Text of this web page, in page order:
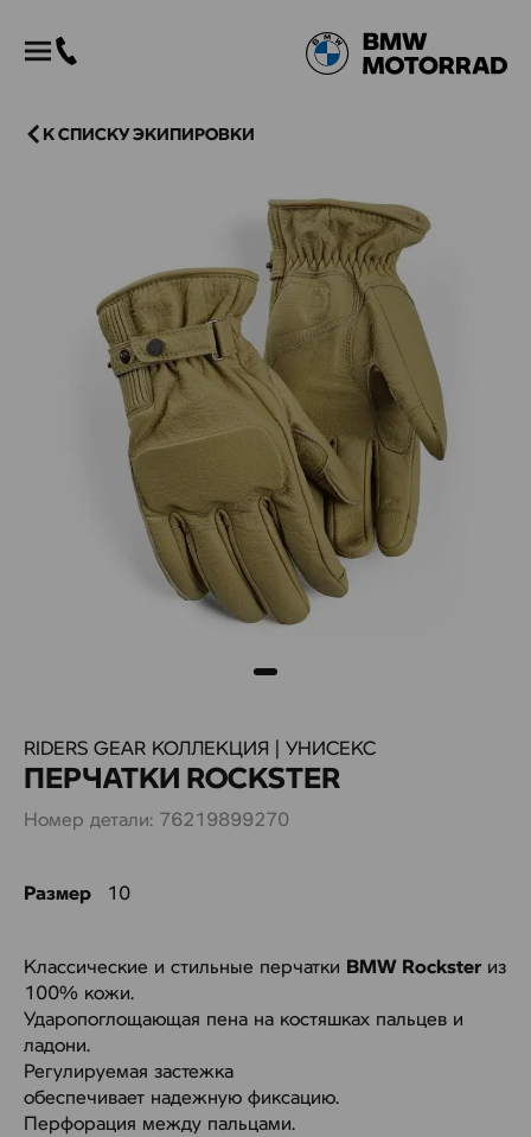
К СПИСКУ ЭКИПИРОВКИ
RIDERS GEAR КОЛЛЕКЦИЯ | УНИСЕКС
ПЕРЧАТКИ ROCKSTER
Номер детали: 76219899270
Размер 10
Классические и стильные перчатки BMW Rockster из
100% кожи.
Ударопоглощающая пена на костяшках пальцев и
ладони.
Регулируемая застежка
обеспечивает надежную фиксацию.
Перфорация между пальцами.